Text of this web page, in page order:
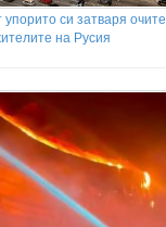
си затваря
на Русия